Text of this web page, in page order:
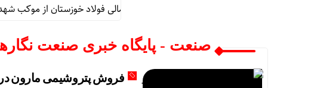
قائم مقام مدیرعامل در امور اداری و مالی فولاد خوزستان از موکب
صنعت - پایگاه خبری صنعت